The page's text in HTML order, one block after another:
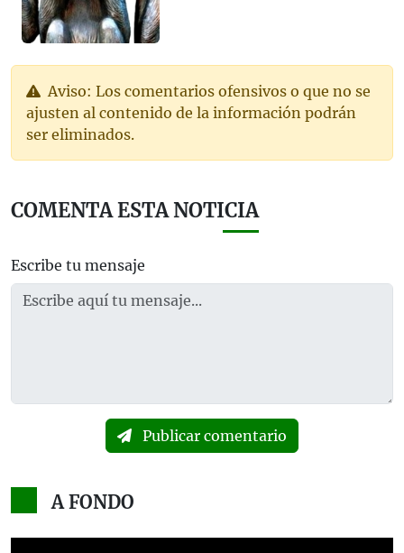
Aviso: Los comentarios ofensivos o que no se
ajusten al contenido de la información podrán
ser eliminados.
COMENTA ESTA NOTICIA
Escribe tu mensaje
Publicar comentario
A FONDO